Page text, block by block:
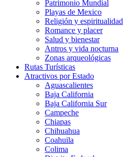
Patrimonio Mundial
Playas de Mexico
Religión y espiritualidad
Romance y placer
Salud y bienestar
Antros y vida nocturna
Zonas arqueológicas
Rutas Turísticas
Atractivos por Estado
Aguascalientes
Baja California
Baja California Sur
Campeche
Chiapas
Chihuahua
Coahuila
Colima